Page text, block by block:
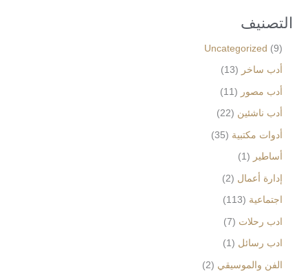
التصنيف
Uncategorized
9
أدب ساخر
13
أدب مصور
11
أدب ناشئين 22
أدوات مكتبية 35
أساطير
1
إدارة أعمال 2
اجتماعية 113
ادب رحلات 7
ادب رسائل 1
الفن والموسيقي 2